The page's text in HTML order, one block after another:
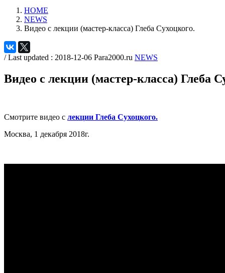
HOME
NEWS
Видео с лекции (мастер-класса) Глеба Сухоцкого.
/ Last updated : 2018-12-06 Para2000.ru NEWS
Видео с лекции (мастер-класса) Глеба
Смотрите видео с лекции Глеба Сухоцкого.
Москва, 1 декабря 2018г.